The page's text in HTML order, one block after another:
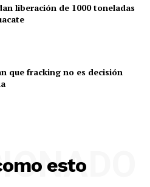
liberación de 1000 toneladas
que fracking no es decisión
esto